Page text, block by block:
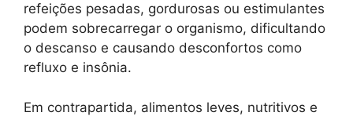
refeições pesadas, gordurosas ou estimulantes
podem sobrecarregar o organismo, dificultando
o descanso e causando desconfortos como
refluxo e insônia.
Em contrapartida, alimentos leves, nutritivos e